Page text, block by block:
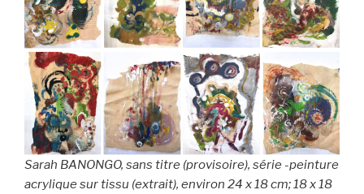
Sarah BANONGO, sans titre (provisoire), série -peinture
acrylique sur tissu (extrait), environ 24 x 18 cm; 18 x 18